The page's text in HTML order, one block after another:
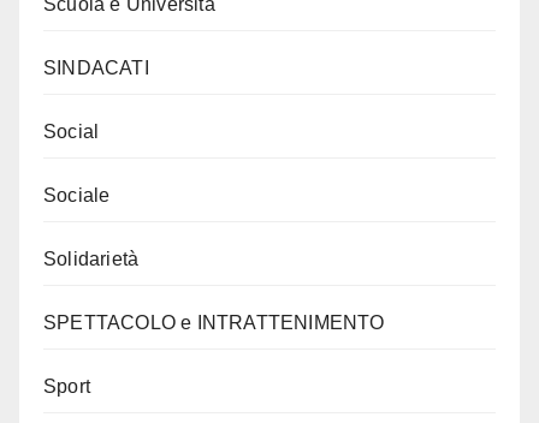
Scuola e Università
SINDACATI
Social
Sociale
Solidarietà
SPETTACOLO e INTRATTENIMENTO
Sport